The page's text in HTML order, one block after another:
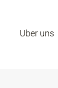
Über uns